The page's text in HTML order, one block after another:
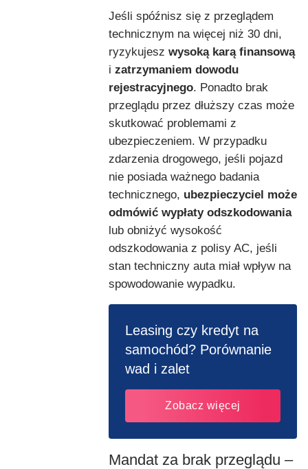
Jeśli spóźnisz się z przeglądem
technicznym na więcej niż 30 dni,
ryzykujesz wysoką karą finansową
i zatrzymaniem dowodu
rejestracyjnego. Ponadto brak
przeglądu przez dłuższy czas może
skutkować problemami z
ubezpieczeniem. W przypadku
zdarzenia drogowego, jeśli pojazd
nie posiada ważnego badania
technicznego, ubezpieczyciel może
odmówić wypłaty odszkodowania
lub obniżyć wysokość
odszkodowania z polisy AC, jeśli
stan techniczny auta miał wpływ na
spowodowanie wypadku.
Leasing czy kredyt na
samochód? Porównanie
wad i zalet
Zobacz więcej
Mandat za brak przeglądu –